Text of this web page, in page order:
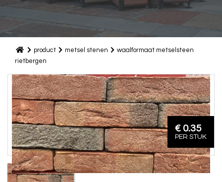
product metsel stenen
waalformaat metselsteen
rietbergen
€ 0.35
PER STUK